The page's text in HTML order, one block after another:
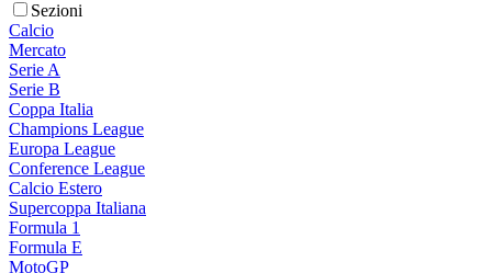
Sezioni
Calcio
Mercato
Serie A
Serie B
Coppa Italia
Champions League
Europa League
Conference League
Calcio Estero
Supercoppa Italiana
Formula 1
Formula E
MotoGP